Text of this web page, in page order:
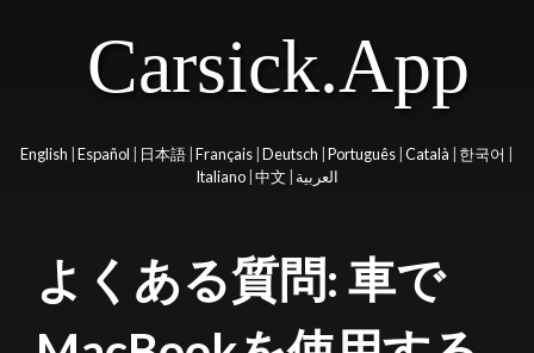
Carsick.App
English |Español 日本語 |Français |Deutsch |Português |Català 한국어
Italiano| 中文 العربية
よくある質問: 車で